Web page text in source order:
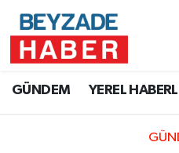
GÜNDEM YEREL
Hava Durumu
Süper Lig Puan